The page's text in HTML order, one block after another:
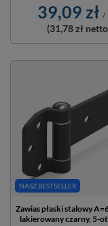
39,09 zł /
(31,78 zł
NASZ BESTSELLER
Zawias płaski stalowy
lakierowany czarny, 5-